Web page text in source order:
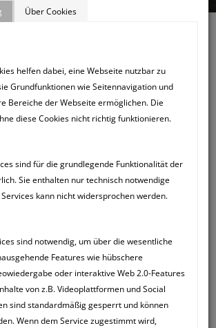
Über Cookies
helfen dabei, eine Webseite nutzbar zu
Grundfunktionen wie Seitennavigation und
Bereiche der Webseite ermöglichen. Die
diese Cookies nicht richtig funktionieren.
sind für die grundlegende Funktionalität der
Sie enthalten nur technisch notwendige
kann nicht widersprochen werden.
sind notwendig, um über die wesentliche
Features wie hübschere
oder interaktive Web 2.0-Features
von z.B. Videoplattformen und Social
sind standardmäßig gesperrt und können
Wenn dem Service zugestimmt wird,